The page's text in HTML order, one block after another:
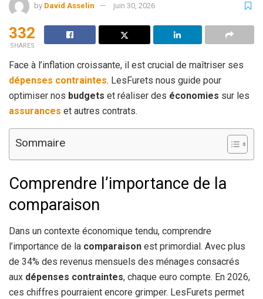
by David Asselin juin 30, 2026
332
SHARES
Face à l’inflation croissante, il est crucial de maîtriser ses
dépenses contraintes. LesFurets nous guide pour
optimiser nos budgets et réaliser des économies sur les
assurances et autres contrats.
Sommaire
Comprendre l’importance de la
comparaison
Dans un contexte économique tendu, comprendre
l’importance de la comparaison est primordial. Avec plus
de 34% des revenus mensuels des ménages consacrés
aux dépenses contraintes, chaque euro compte. En 2026,
ces chiffres pourraient encore grimper. LesFurets permet